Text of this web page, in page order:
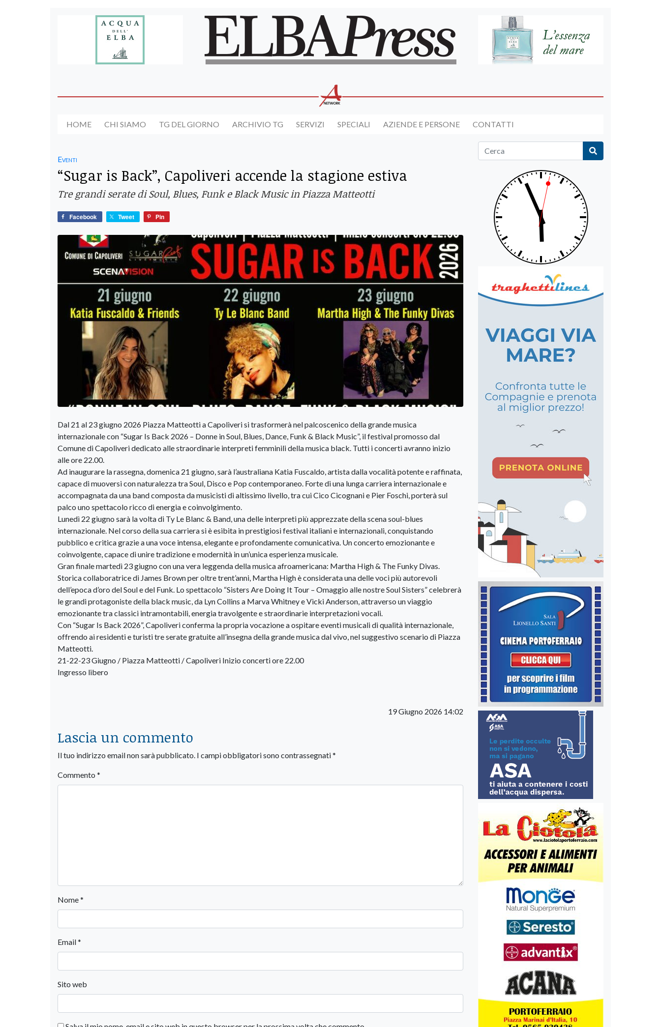
HOME CHI SIAMO TG DEL GIORNO ARCHIVIO TG SERVIZI SPECIALI AZIENDE E PERSONE CONTATTI
Eventi
“Sugar is Back”, Capoliveri accende la stagione estiva
Tre grandi serate di Soul, Blues, Funk e Black Music in Piazza Matteotti
Facebook Tweet Pin
Dal 21 al 23 giugno 2026 Piazza Matteotti a Capoliveri si trasformerà nel palcoscenico della grande musica
internazionale con “Sugar Is Back 2026 – Donne in Soul, Blues, Dance, Funk & Black Music”, il festival promosso dal
Comune di Capoliveri dedicato alle straordinarie interpreti femminili della musica black. Tutti i concerti avranno inizio
alle ore 22.00.
Ad inaugurare la rassegna, domenica 21 giugno, sarà l’australiana Katia Fuscaldo, artista dalla vocalità potente e raffinata,
capace di muoversi con naturalezza tra Soul, Disco e Pop contemporaneo. Forte di una lunga carriera internazionale e
accompagnata da una band composta da musicisti di altissimo livello, tra cui Cico Cicognani e Pier Foschi, porterà sul
palco uno spettacolo ricco di energia e coinvolgimento.
Lunedì 22 giugno sarà la volta di Ty Le Blanc & Band, una delle interpreti più apprezzate della scena soul-blues
internazionale. Nel corso della sua carriera si è esibita in prestigiosi festival italiani e internazionali, conquistando
pubblico e critica grazie a una voce intensa, elegante e profondamente comunicativa. Un concerto emozionante e
coinvolgente, capace di unire tradizione e modernità in un’unica esperienza musicale.
Gran finale martedì 23 giugno con una vera leggenda della musica afroamericana: Martha High & The Funky Divas.
Storica collaboratrice di James Brown per oltre trent’anni, Martha High è considerata una delle voci più autorevoli
dell’epoca d’oro del Soul e del Funk. Lo spettacolo “Sisters Are Doing It Tour – Omaggio alle nostre Soul Sisters” celebrerà
le grandi protagoniste della black music, da Lyn Collins a Marva Whitney e Vicki Anderson, attraverso un viaggio
emozionante tra classici intramontabili, energia travolgente e straordinarie interpretazioni vocali.
Con “Sugar Is Back 2026”, Capoliveri conferma la propria vocazione a ospitare eventi musicali di qualità internazionale,
offrendo ai residenti e turisti tre serate gratuite all’insegna della grande musica dal vivo, nel suggestivo scenario di Piazza
Matteotti.
21-22-23 Giugno / Piazza Matteotti / Capoliveri Inizio concerti ore 22.00
Ingresso libero
19 Giugno 2026 14:02
Lascia un commento
Il tuo indirizzo email non sarà pubblicato. I campi obbligatori sono contrassegnati*
Commento *
Nome*
Email*
Sito web